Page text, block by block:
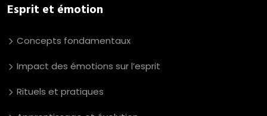
Esprit et émotion
Concepts fondamentaux
Impact des émotions sur l’esprit
Rituels et pratiques